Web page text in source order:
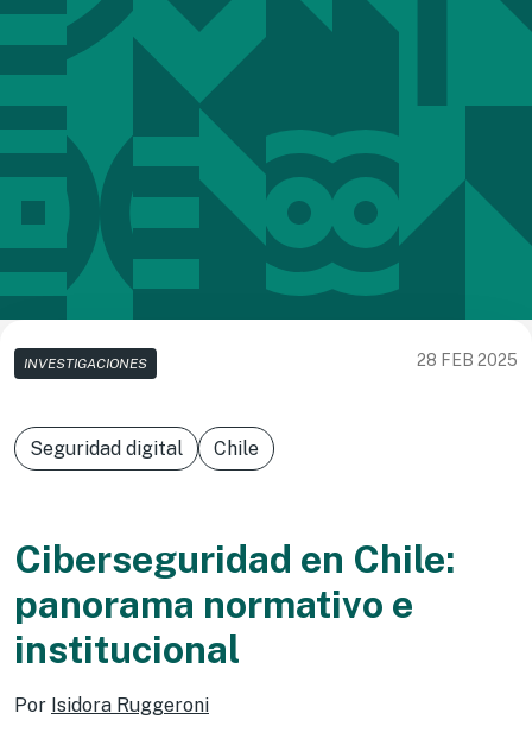
INVESTIGACIONES 28 FEB 2025
Seguridad digital Chile
Ciberseguridad en Chile:
panorama normativo e
institucional
Por Isidora Ruggeroni